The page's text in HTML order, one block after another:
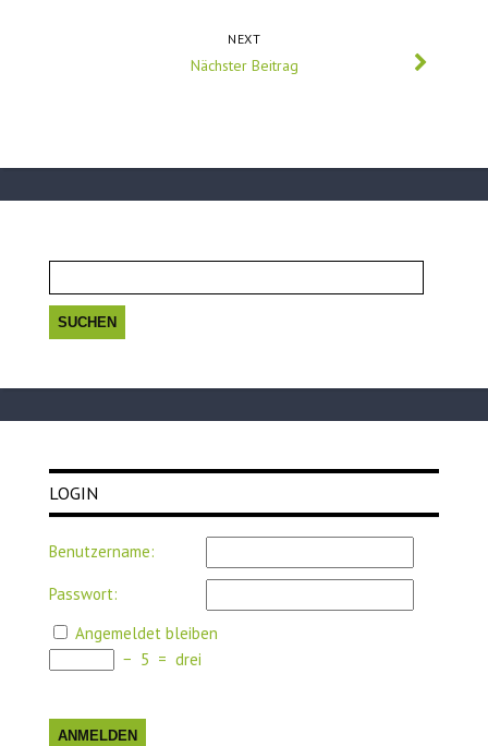
NEXT
Nächster Beitrag
nach:
LOGIN
Benutzername:
Passwort:
Angemeldet bleiben
− 5 = drei
ANMELDEN